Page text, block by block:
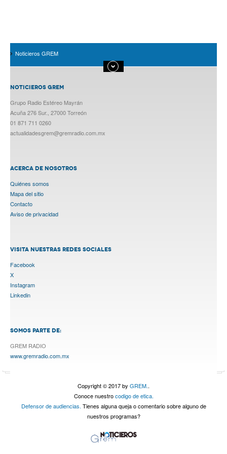
Noticieros GREM
NOTICIEROS GREM
Grupo Radio Estéreo Mayrán
Acuña 276 Sur., 27000 Torreón
01 871 711 0260
actualidadesgrem@gremradio.com.mx
ACERCA DE NOSOTROS
Quiénes somos
Mapa del sitio
Contacto
Aviso de privacidad
VISITA NUESTRAS REDES SOCIALES
Facebook
X
Instagram
Linkedin
SOMOS PARTE DE:
GREM RADIO
www.gremradio.com.mx
Copyright © 2017 by GREM..
Conoce nuestrocodigo de etica.
Defensor de audiencias. Tienes alguna queja o comentario sobre alguno de
nuestros programas?